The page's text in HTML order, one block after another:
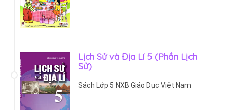
Lịch Sử và Địa Lí 5 (Phần Lịch
Sử)
Sách Lớp 5 NXB Giáo Dục Việt Nam